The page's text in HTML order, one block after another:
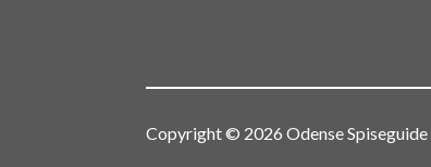
Copyright © 2026 Odense